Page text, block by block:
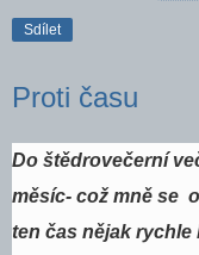
Sdílet
Proti času
Do štědrovečerní
měsíc- což mně se
ten čas nějak rychle